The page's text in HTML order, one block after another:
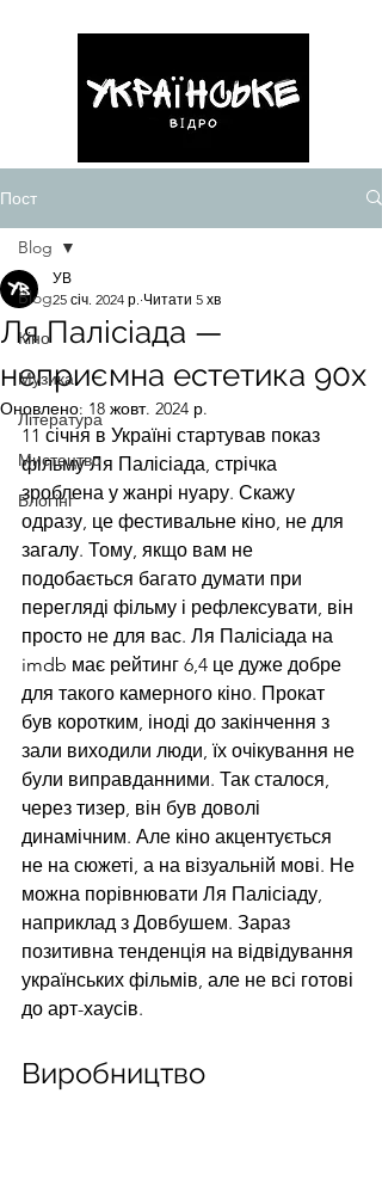
Пост
Blog
Кіно
Музика
Література
Мистецтво
Блоґінг
Blog
Ля Палісіада —
неприємна естетика 90х
УВ
25 січ. 2024 р. Читати 5 хв
Оновлено: 18 жовт. 2024 р.
11 січня в Україні стартував показ
фільму Ля Палісіада, стрічка
зроблена у жанрі нуару. Скажу
одразу, це фестивальне кіно, не для
загалу. Тому, якщо вам не
подобається багато думати при
перегляді фільму і рефлексувати, він
просто не для вас. Ля Палісіада на
imdb має рейтинг 6,4 це дуже добре
для такого камерного кіно. Прокат
був коротким, іноді до закінчення з
зали виходили люди, їх очікування не
були виправданними. Так сталося,
через тизер, він був доволі
динамічним. Але кіно акцентується
не на сюжеті, а на візуальній мові. Не
можна порівнювати Ля Палісіаду,
наприклад з Довбушем. Зараз
позитивна тенденція на відвідування
українських фільмів, але не всі готові
до арт-хаусів.
Виробництво